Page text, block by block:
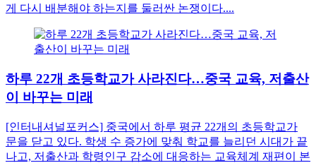
게 다시 배분해야 하는지를 둘러싼 논쟁이다....
하루 22개 초등학교가 사라진다…중국 교육, 저출산
이 바꾸는 미래
[인터내셔널포커스] 중국에서 하루 평균 22개의 초등학교가
문을 닫고 있다. 학생 수 증가에 맞춰 학교를 늘리던 시대가 끝
나고, 저출산과 학령인구 감소에 대응하는 교육체계 재편이 본